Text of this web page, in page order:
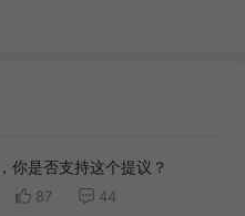
你是否支持这个提议？
87 44